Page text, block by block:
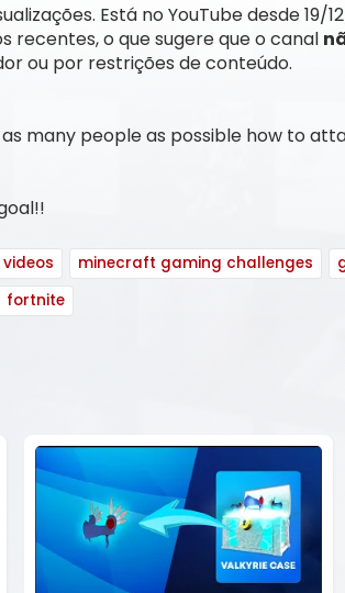
Está no YouTube desde 19/
recentes, o que sugere que o canal
ou por restrições de conteúdo.
many people as possible how to
minecraft gaming challenges
fortnite